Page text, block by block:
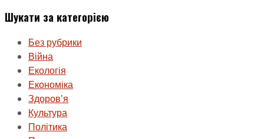
Шукати за категорією
Без рубрики
Війна
Екологія
Економіка
Здоровʼя
Культура
Політика